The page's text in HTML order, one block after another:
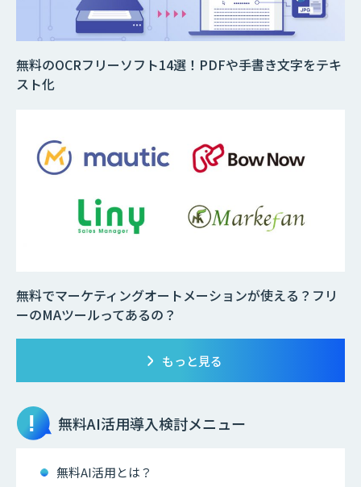
無料でマーケティングオートメーションが使える？フリ
ーのMAツールってあるの？
無料のOCRフリーソフト14選！PDFや手書き文字をテキ
スト化
もっと見る
無料AI活用導入検討メニュー
無料AI活用とは？